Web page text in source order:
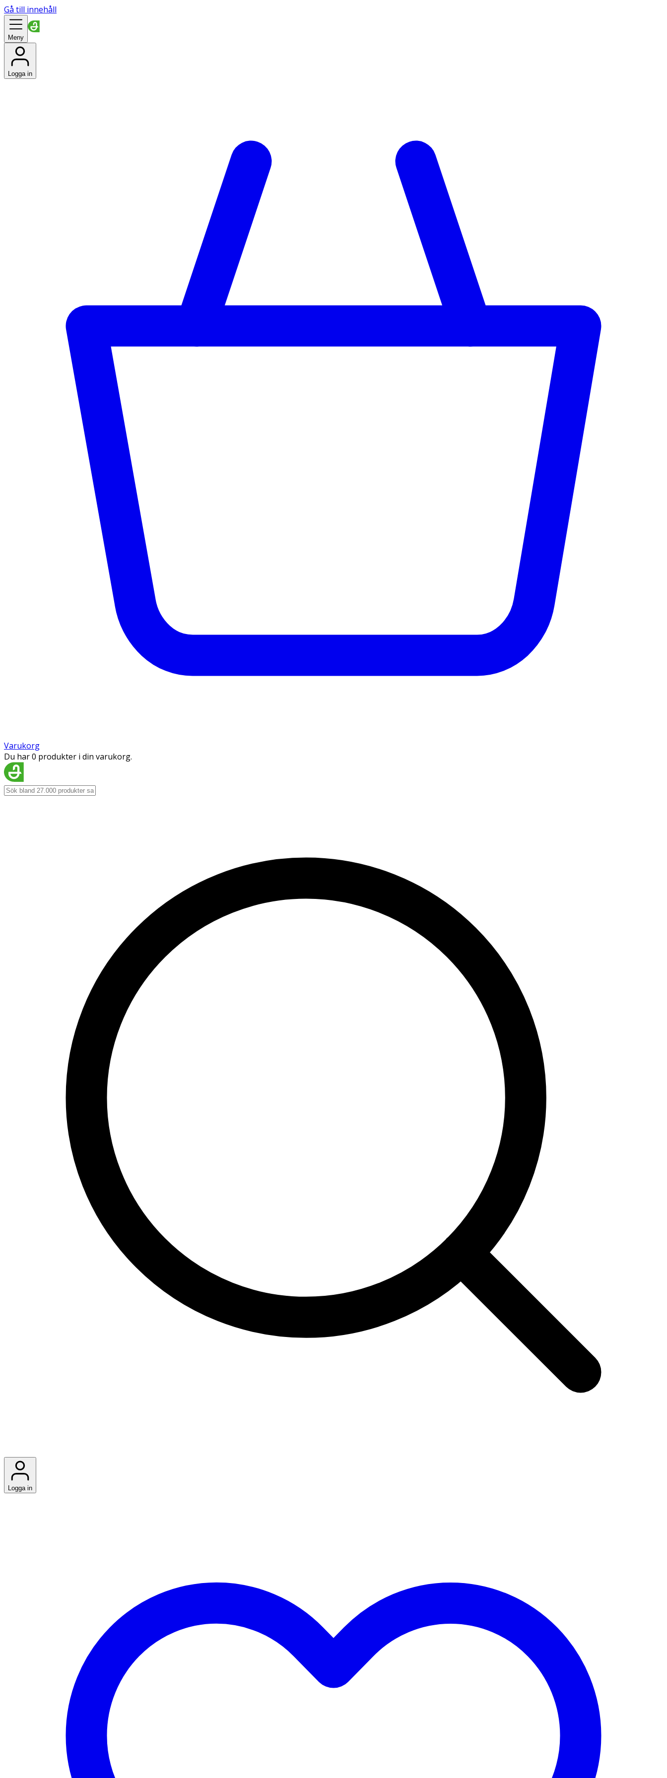
Gå till innehåll
Meny
Logga in
Varukorg
Du har 0 produkter i din varukorg.
Logga in